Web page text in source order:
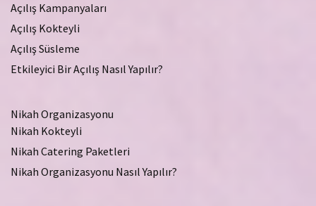
Açılış Kampanyaları
Açılış Kokteyli
Açılış Süsleme
Etkileyici Bir Açılış Nasıl Yapılır?
Nikah Organizasyonu
Nikah Kokteyli
Nikah Catering Paketleri
Nikah Organizasyonu Nasıl Yapılır?